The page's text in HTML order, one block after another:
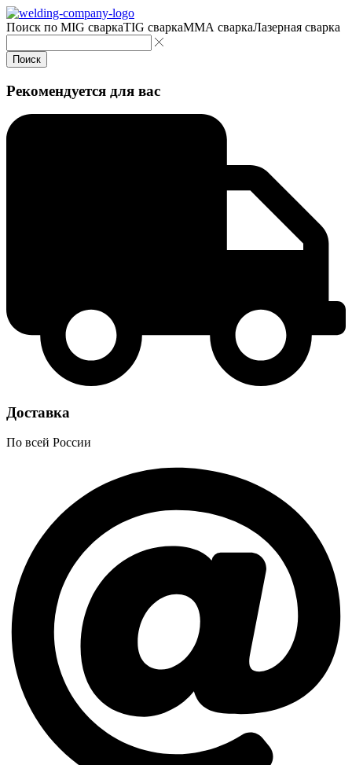
Поиск по MIG сваркаTIG сваркаMMA сваркаЛазерная сварка
Поиск
Рекомендуется для вас
Доставка
По всей России